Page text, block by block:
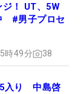
ジ！ UT、5W
#男子プロセ
時49分 38
入り 中島啓